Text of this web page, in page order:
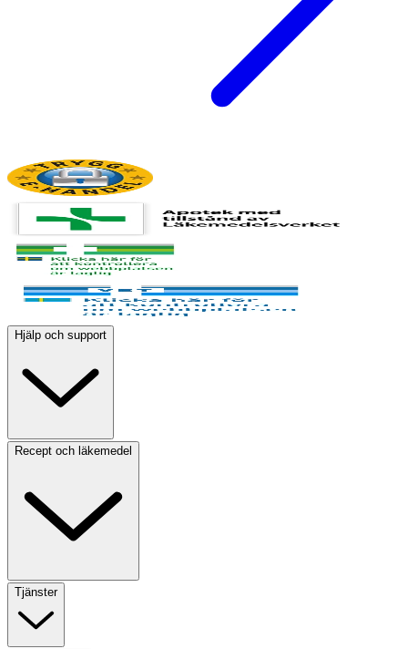
Hjälp och support
Recept och läkemedel
Tjänster